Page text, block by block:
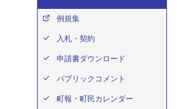
例規集
入札・契約
申請書ダウンロード
パブリックコメント
町報・町民カレンダー